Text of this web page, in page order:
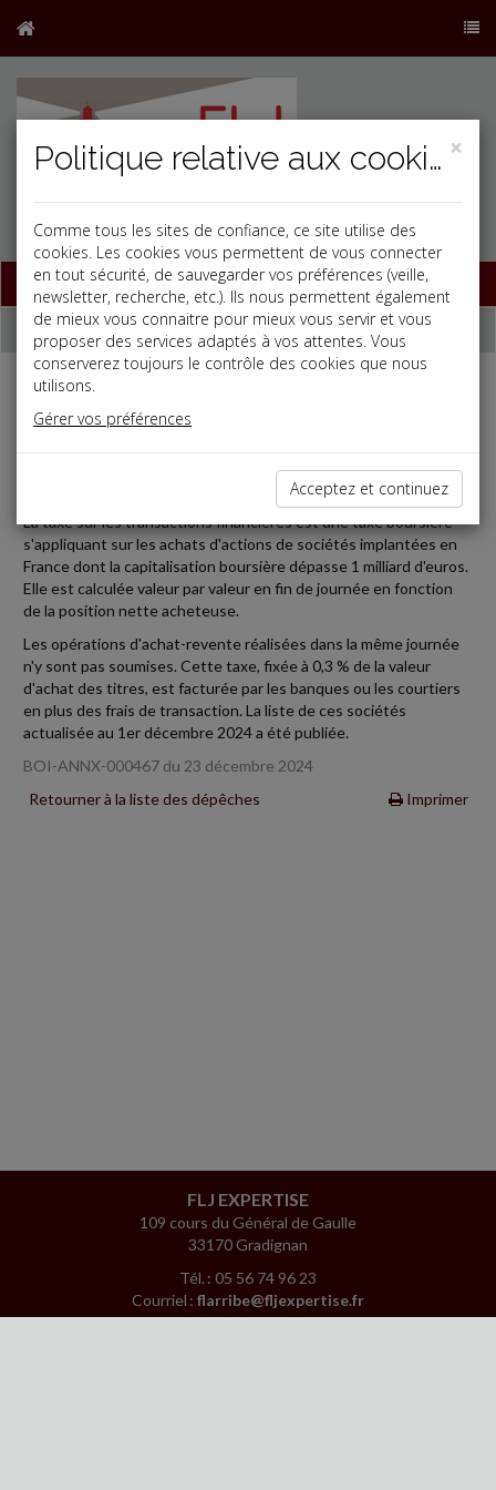
Base documentaire
Dépêches
Fiscal TPE
TAXE SUR LES TRANSACTIONS FINANCIÈRES
La taxe sur les transactions financières est une taxe boursière
s'appliquant sur les achats d'actions de sociétés implantées en
France dont la capitalisation boursière dépasse 1 milliard d'euros.
Elle est calculée valeur par valeur en fin de journée en fonction
de la position nette acheteuse.
Les opérations d'achat-revente réalisées dans la même journée
n'y sont pas soumises. Cette taxe, fixée à 0,3 % de la valeur
d'achat des titres, est facturée par les banques ou les courtiers
en plus des frais de transaction. La liste de ces sociétés
actualisée au 1er décembre 2024 a été publiée.
BOI-ANNX-000467 du 23 décembre 2024
Retourner à la liste des dépêches
Imprimer
FLJ EXPERTISE
109 cours du Général de Gaulle
33170 Gradignan
Tél. : 05 56 74 96 23
Courriel : flarribe@fljexpertise.fr
×
Politique relative aux cookies
Comme tous les sites de confiance, ce site utilise des
cookies. Les cookies vous permettent de vous connecter
en tout sécurité, de sauvegarder vos préférences (veille,
newsletter, recherche, etc.). Ils nous permettent également
de mieux vous connaitre pour mieux vous servir et vous
proposer des services adaptés à vos attentes. Vous
conserverez toujours le contrôle des cookies que nous
utilisons.
Gérer vos préférences
Acceptez et continuez